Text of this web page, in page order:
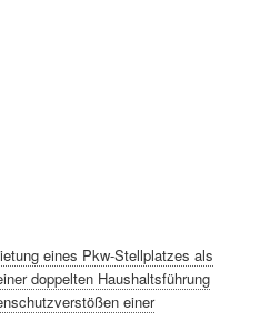
eines Pkw-Stellplatzes als
doppelten Haushaltsführung
einer